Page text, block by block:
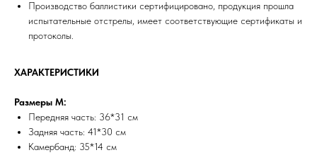
Производство баллистики сертифицировано, продукция прошла
испытательные отстрелы, имеет соответствующие сертификаты и
протоколы.
ХАРАКТЕРИСТИКИ
Размеры M:
Передняя часть: 36*31 см
Задняя часть: 41*30 см
Камербанд: 35*14 см